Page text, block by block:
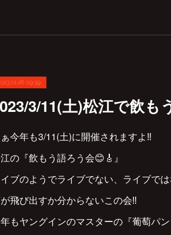
09:39
3/11(土)松江で飲も
今年も3/11(土)に開催されますよ‼︎
の『飲もう語ろう会😊🎸』
ブのようでライブでない、ライブで
飛び出すか分からないこの会‼︎
もヤングインのマスターの『葡萄パ